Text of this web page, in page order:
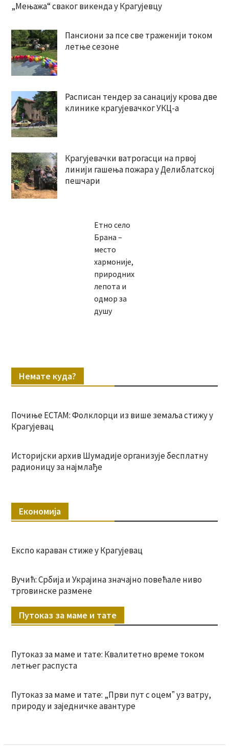
„Мењажа“ сваког викенда у Крагујевцу
Пансиони за псе све траженији током
летње сезоне
Расписан тендер за санацију крова две
клинике крагујевачког УКЦ-а
Крагујевачки ватрогасци на првој
линији гашења пожара у Делиблатској
пешчари
Етно село
Брана –
место
хармоније,
природних
лепота и
одмор за
душу
Немате куда?
Почиње ЕСТАМ: Фолклорци из више земаља стижу у
Крагујевац
Историјски архив Шумадије организује бесплатну
радионицу за најмлађе
Економија
Експо караван стиже у Крагујевац
Вучић: Србија и Украјина значајно повећале ниво
трговинске размене
Путоказ за маме и тате
Путоказ за маме и тате: Квалитетно време током
летњег распуста
Путоказ за маме и тате: „Први пут с оцемˮ уз ватру,
природу и заједничке авантуре